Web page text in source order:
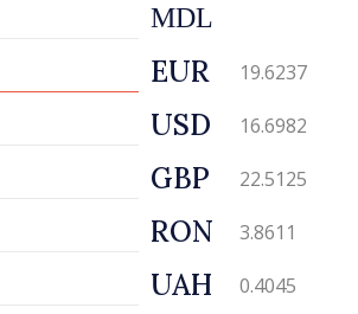
MDL
EUR 19.6237
USD 16.6982
GBP 22.5125
RON 3.8611
UAH 0.4045